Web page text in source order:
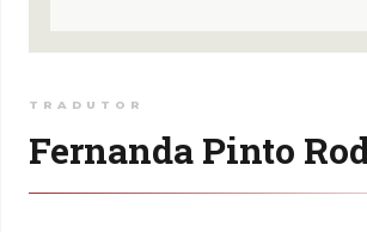
TRADUTOR
Fernanda Pinto